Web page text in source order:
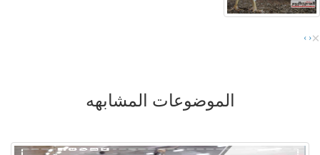
‹
› ×
الموضوعات المشابهه